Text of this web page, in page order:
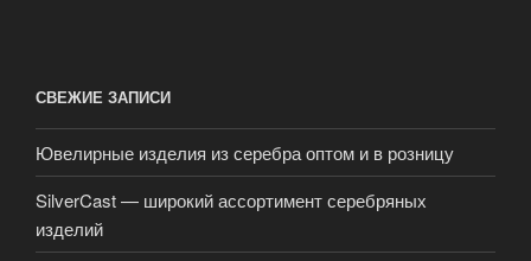
СВЕЖИЕ ЗАПИСИ
Ювелирные изделия из серебра оптом и в розницу
SilverCast — широкий ассортимент серебряных
изделий